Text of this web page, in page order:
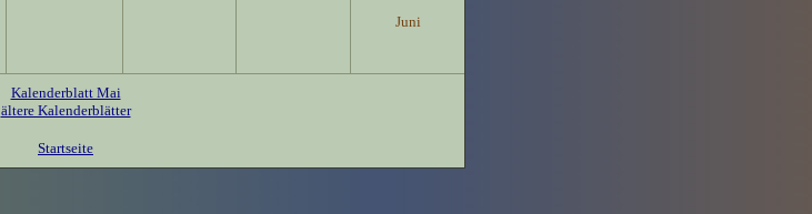
Juni
Kalenderblatt Mai
ältere Kalenderblätter
Startseite